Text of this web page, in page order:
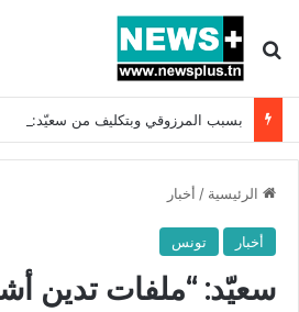
بحث عن
الرئيسية / أخبار
أخبار تونس
سعيّد: “ملفات تدين